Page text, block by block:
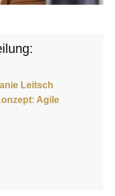
Leitsch
Agile